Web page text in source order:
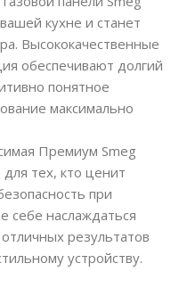
кухне и станет
Высококачественные
обеспечивают долгий
понятное
максимально
Премиум Smeg
тех, кто ценит
при
себе наслаждаться
результатов
устройству.